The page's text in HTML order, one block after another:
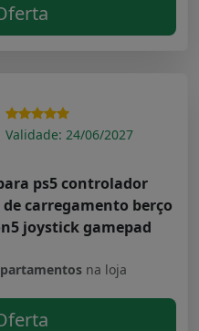
Validade: 24/06/2027
ps5 controlador
carregamento berço
joystick gamepad
na loja